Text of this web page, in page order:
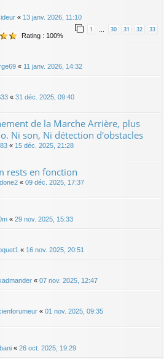
« 13 janv. 2026, 11:10
1 … 30 31 32 33
Rating : 100%
« 11 janv. 2026, 14:32
« 31 déc. 2025, 09:40
de la Marche Arrière, plus
Ni son, Ni détection d'obstacles
« 15 déc. 2025, 21:28
rests en fonction
« 09 déc. 2025, 17:37
« 29 nov. 2025, 15:33
« 16 nov. 2025, 20:51
« 07 nov. 2025, 12:47
« 01 nov. 2025, 09:35
« 26 oct. 2025, 19:29